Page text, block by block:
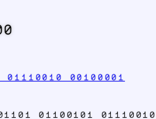
00100001
01100101 01110010